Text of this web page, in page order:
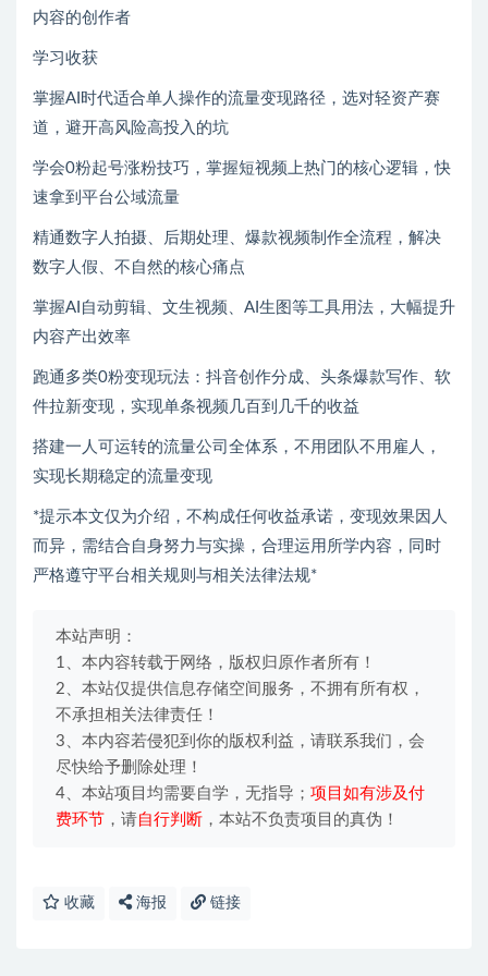
内容的创作者
学习收获
掌握AI时代适合单人操作的流量变现路径，选对轻资产赛
道，避开高风险高投入的坑
学会0粉起号涨粉技巧，掌握短视频上热门的核心逻辑，快
速拿到平台公域流量
精通数字人拍摄、后期处理、爆款视频制作全流程，解决
数字人假、不自然的核心痛点
掌握AI自动剪辑、文生视频、AI生图等工具用法，大幅提升
内容产出效率
跑通多类0粉变现玩法：抖音创作分成、头条爆款写作、软
件拉新变现，实现单条视频几百到几千的收益
搭建一人可运转的流量公司全体系，不用团队不用雇人，
实现长期稳定的流量变现
*提示本文仅为介绍，不构成任何收益承诺，变现效果因人
而异，需结合自身努力与实操，合理运用所学内容，同时
严格遵守平台相关规则与相关法律法规*
本站声明：
1、本内容转载于网络，版权归原作者所有！
2、本站仅提供信息存储空间服务，不拥有所有权，
不承担相关法律责任！
3、本内容若侵犯到你的版权利益，请联系我们，会
尽快给予删除处理！
4、本站项目均需要自学，无指导； 项目如有涉及付
费环节 ，请自行判断 ，本站不负责项目的真伪！
收藏 海报 链接